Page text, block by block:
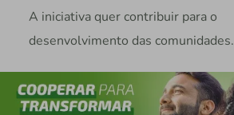
A iniciativa quer contribuir para o
desenvolvimento das comunidades.